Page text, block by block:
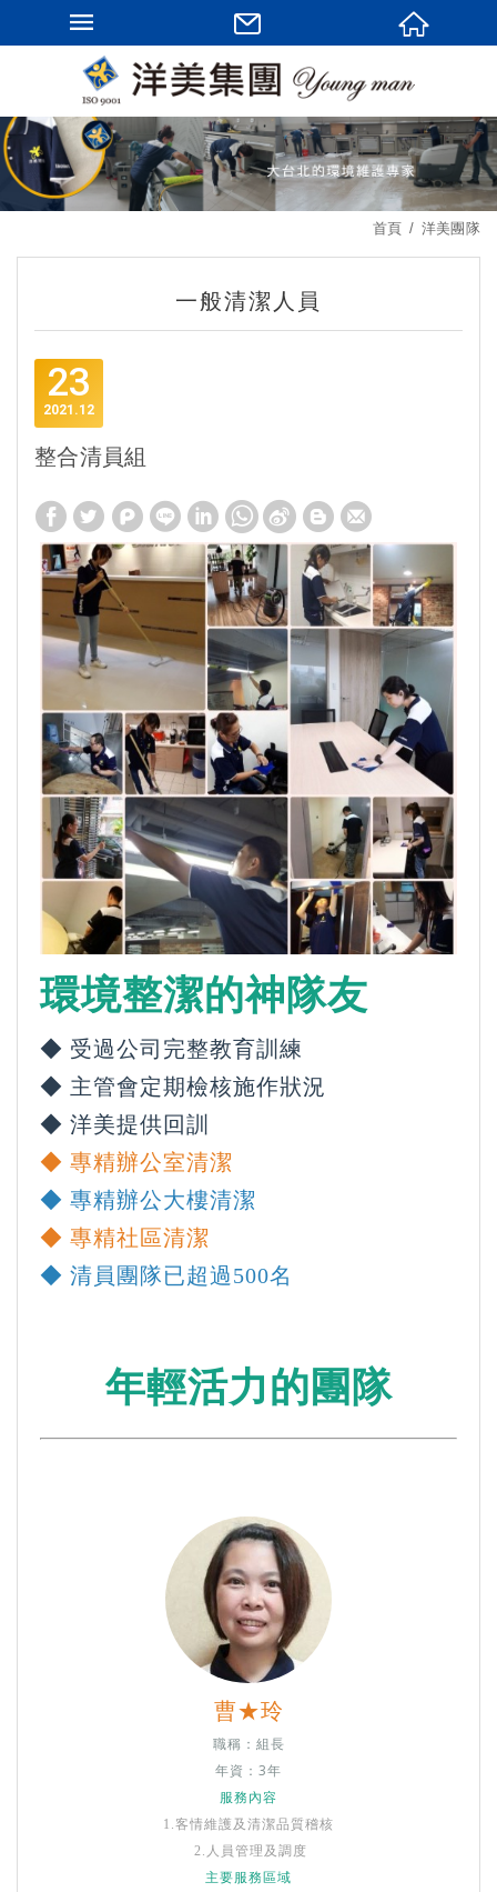
首頁 洋美團隊
一般清潔人員
23
12
2021
整合清員組
環境整潔的神隊友
◆ 受過公司完整教育訓練
◆ 主管會定期檢核施作狀況
◆ 洋美提供回訓
◆ 專精辦公室清潔
◆ 專精辦公大樓清潔
◆ 專精社區清潔
◆ 清員團隊已超過500名
年輕活力的團隊
曹★玲
職稱：組長
年資：3年
服務內容
1.客情維護及清潔品質稽核
2. 人員管理及調度
主要服務區域